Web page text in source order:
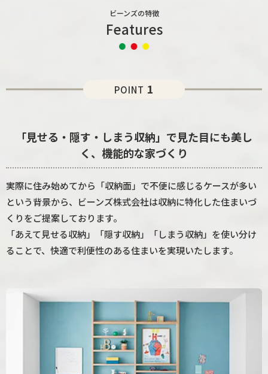
ビーンズの特徴
Features
POINT 1
「見せる・隠す・しまう収納」で見た目にも美し
く、機能的な家づくり
実際に住み始めてから「収納面」で不便に感じるケースが多い
という背景から、ビーンズ株式会社は収納に特化した住まいづ
くりをご提案しております。
「あえて見せる収納」「隠す収納」「しまう収納」を使い分け
ることで、快適で利便性のある住まいを実現いたします。